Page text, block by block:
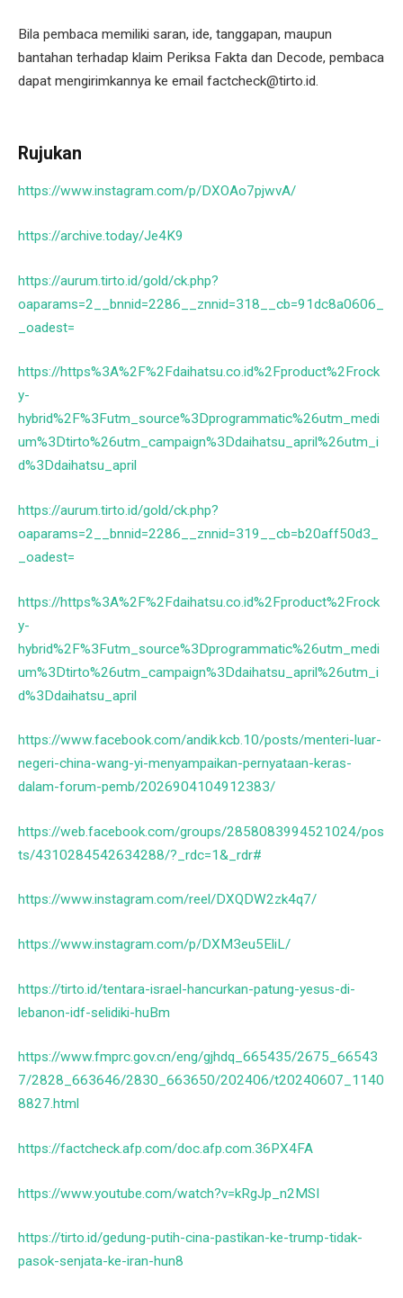
Bila pembaca memiliki saran, ide, tanggapan, maupun
bantahan terhadap klaim Periksa Fakta dan Decode, pembaca
dapat mengirimkannya ke email factcheck@tirto.id.
Rujukan
https://www.instagram.com/p/DXOAo7pjwvA/
https://archive.today/Je4K9
https://aurum.tirto.id/gold/ck.php?
oaparams=2__bnnid=2286__znnid=318__cb=91dc8a0606_
_oadest=
https://https%3A%2F%2Fdaihatsu.co.id%2Fproduct%2Frock
y-
hybrid%2F%3Futm_source%3Dprogrammatic%26utm_medi
um%3Dtirto%26utm_campaign%3Ddaihatsu_april%26utm_i
d%3Ddaihatsu_april
https://aurum.tirto.id/gold/ck.php?
oaparams=2__bnnid=2286__znnid=319__cb=b20aff50d3_
_oadest=
https://https%3A%2F%2Fdaihatsu.co.id%2Fproduct%2Frock
y-
hybrid%2F%3Futm_source%3Dprogrammatic%26utm_medi
um%3Dtirto%26utm_campaign%3Ddaihatsu_april%26utm_i
d%3Ddaihatsu_april
https://www.facebook.com/andik.kcb.10/posts/menteri-luar-
negeri-china-wang-yi-menyampaikan-pernyataan-keras-
dalam-forum-pemb/2026904104912383/
https://web.facebook.com/groups/2858083994521024/pos
ts/4310284542634288/?_rdc=1&_rdr#
https://www.instagram.com/reel/DXQDW2zk4q7/
https://www.instagram.com/p/DXM3eu5EliL/
https://tirto.id/tentara-israel-hancurkan-patung-yesus-di-
lebanon-idf-selidiki-huBm
https://www.fmprc.gov.cn/eng/gjhdq_665435/2675_66543
7/2828_663646/2830_663650/202406/t20240607_1140
8827.html
https://factcheck.afp.com/doc.afp.com.36PX4FA
https://www.youtube.com/watch?v=kRgJp_n2MSI
https://tirto.id/gedung-putih-cina-pastikan-ke-trump-tidak-
pasok-senjata-ke-iran-hun8